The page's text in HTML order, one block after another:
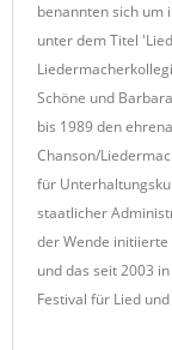
benannten sich um
unter dem Titel
Schöne und
bis 1989 den
Chanson/
für
staatlicher
der Wende initiierte
und das seit 2003
Festival für Lied